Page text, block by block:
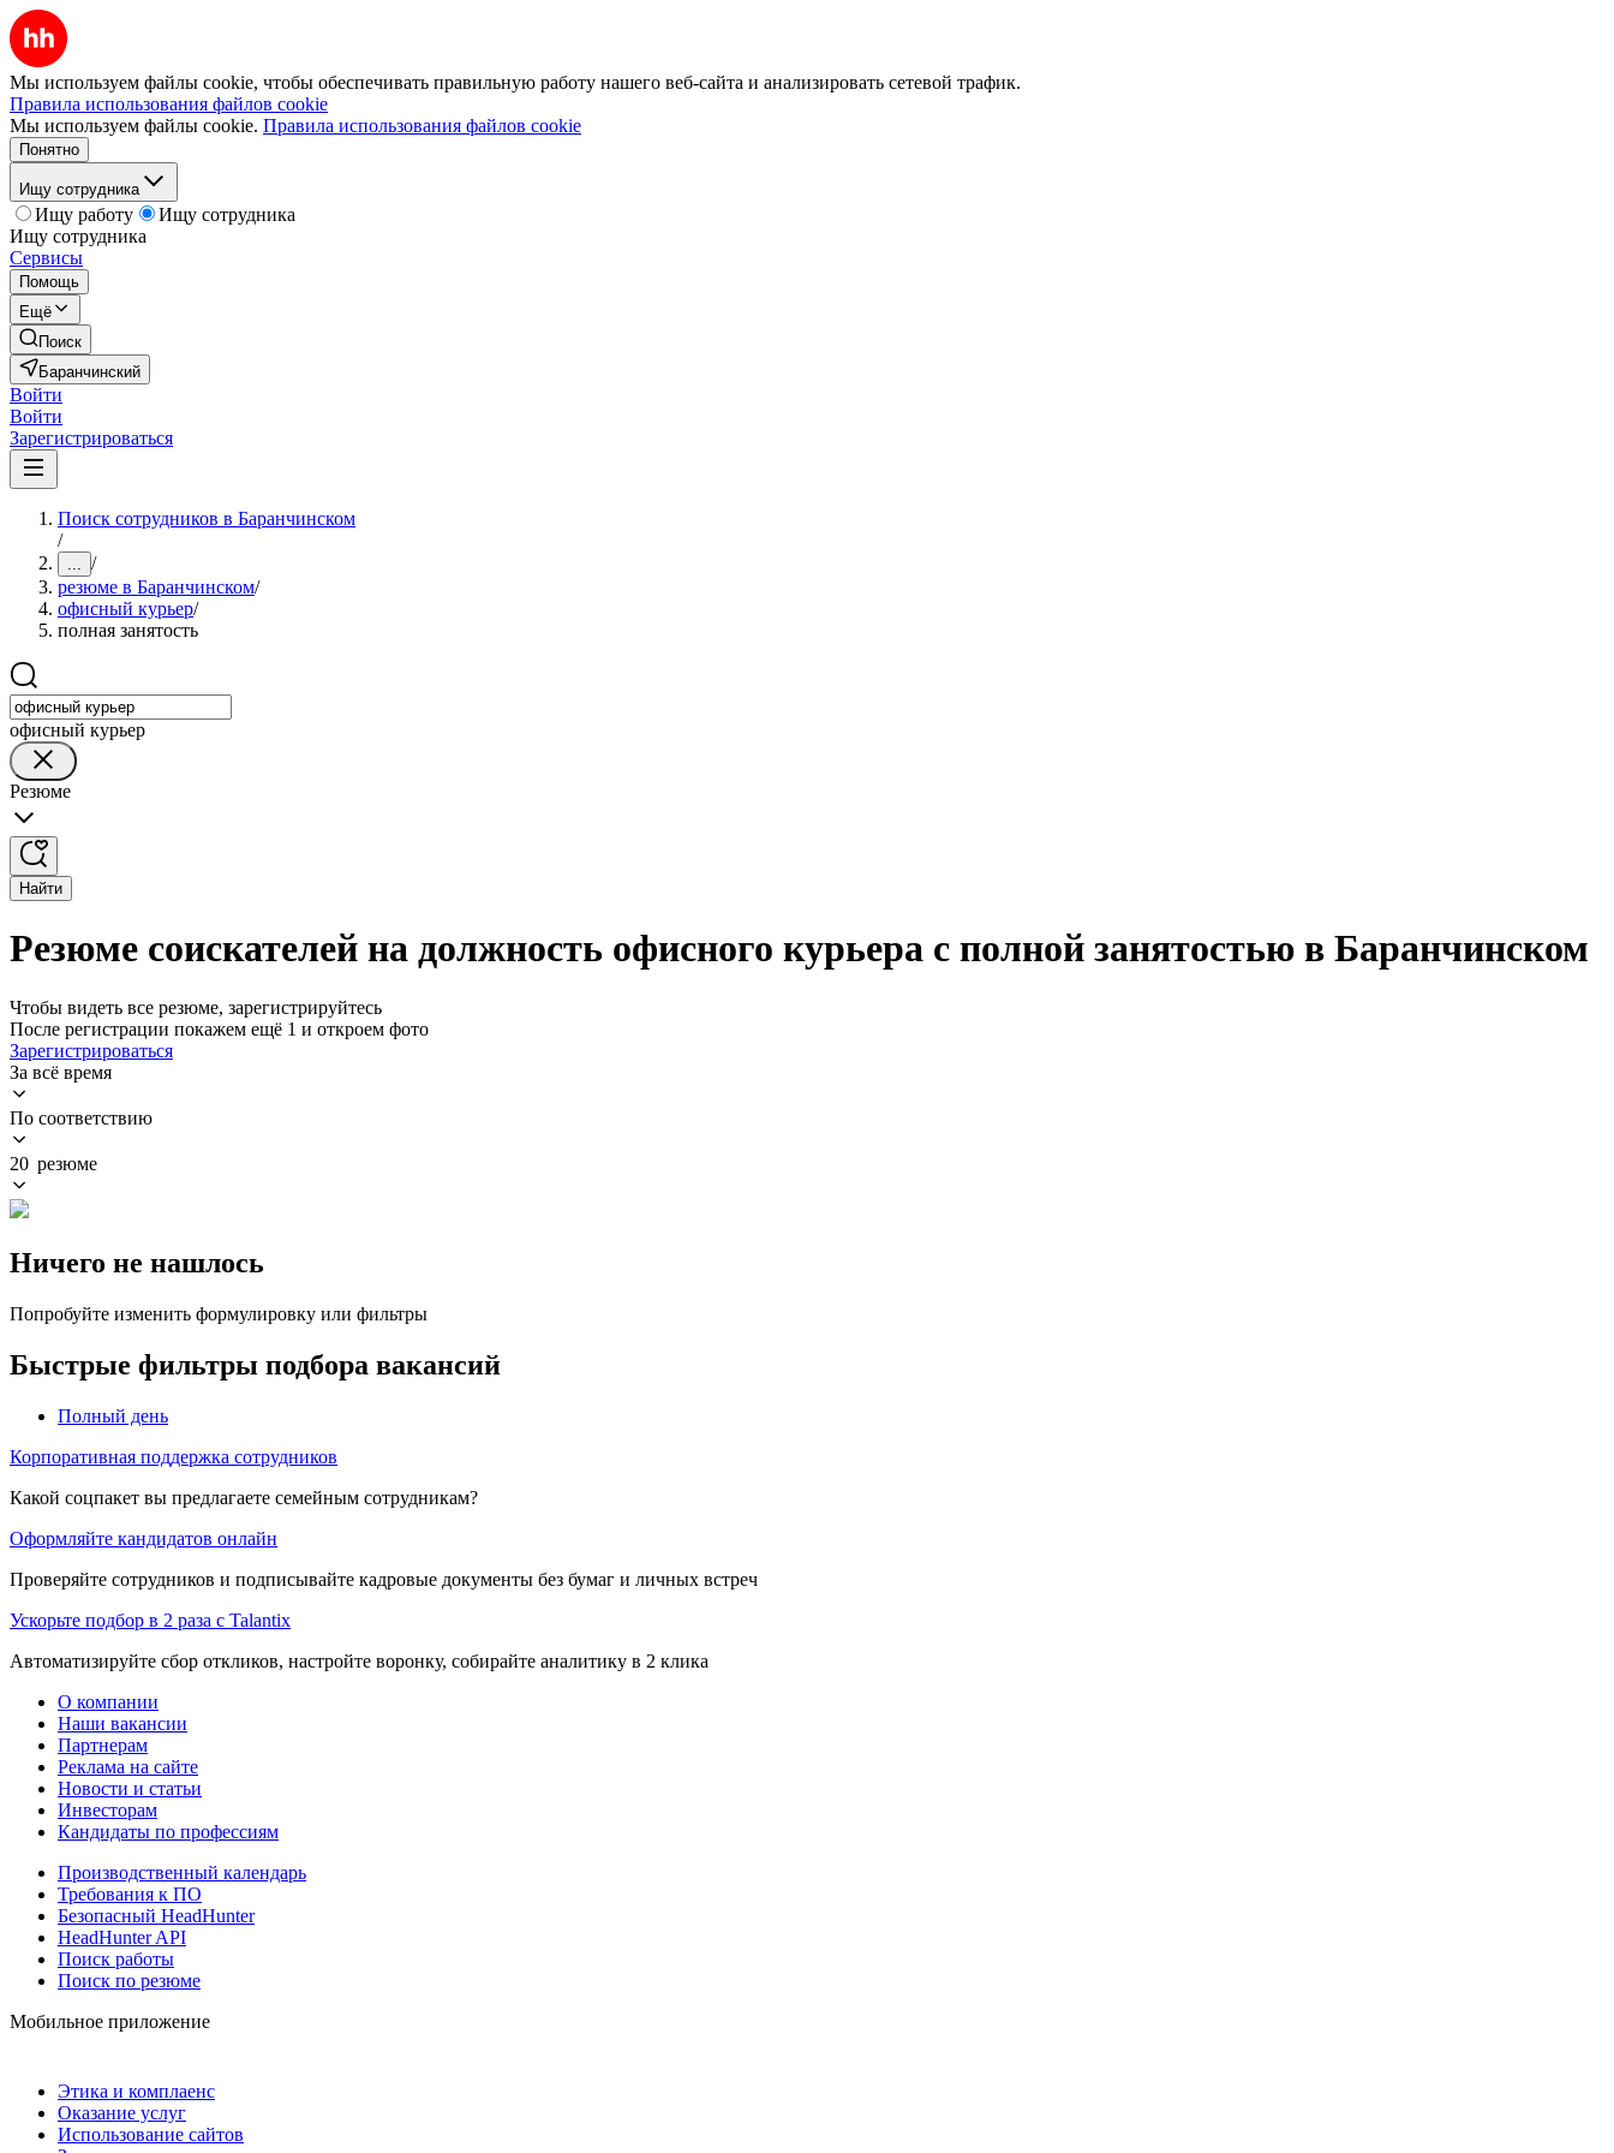
Мы используем файлы cookie, чтобы обеспечивать правильную работу нашего веб-сайта и анализировать сетевой трафик.
Правила использования файлов cookie
Мы используем файлы cookie. Правила использования файлов cookie
Понятно
Ищу сотрудника
Ищу работу
Ищу сотрудника
Ищу сотрудника
Сервисы
Помощь
Ещё
Поиск
Баранчинский
Войти
Войти
Зарегистрироваться
Поиск сотрудников в Баранчинском
/
... /
резюме в Баранчинском/
офисный курьер/
полная занятость
офисный курьер
Резюме
Найти
Резюме соискателей на должность офисного курьера с полной занятостью в Баранчинском
Чтобы видеть все резюме, зарегистрируйтесь
После регистрации покажем ещё 1 и откроем фото
Зарегистрироваться
За всё время
По соответствию
20 резюме
Ничего не нашлось
Попробуйте изменить формулировку или фильтры
Быстрые фильтры подбора вакансий
Полный день
Корпоративная поддержка сотрудников
Какой соцпакет вы предлагаете семейным сотрудникам?
Оформляйте кандидатов онлайн
Проверяйте сотрудников и подписывайте кадровые документы без бумаг и личных встреч
Ускорьте подбор в 2 раза с Talantix
Автоматизируйте сбор откликов, настройте воронку, собирайте аналитику в 2 клика
О компании
Наши вакансии
Партнерам
Реклама на сайте
Новости и статьи
Инвесторам
Кандидаты по профессиям
Производственный календарь
Требования к ПО
Безопасный HeadHunter
HeadHunter API
Поиск работы
Поиск по резюме
Мобильное приложение
Этика и комплаенс
Оказание услуг
Использование сайтов